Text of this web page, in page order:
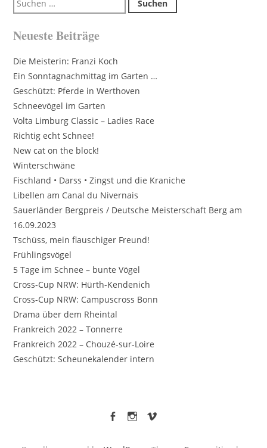
nach:
Neueste Beiträge
Die Meisterin: Franzi Koch
Ein Sonntagnachmittag im Garten …
Geschützt: Pferde in Werthoven
Schneevögel im Garten
Volta Limburg Classic – Ladies Race
Richtig echt Schnee!
New cat on the block!
Winterschwäne
Fischland • Darss • Zingst und die Kraniche
Libellen am Canal du Nivernais
Sauerländer Bergpreis / Deutsche Meisterschaft Berg am
16.09.2023
Tschüss, mein flauschiger Freund!
Frühlingsvögel
5 Tage im Schnee – bunte Vögel
Cross-Cup NRW: Hürth-Kendenich
Cross-Cup NRW: Campuscross Bonn
Drama über dem Rheintal
Frankreich 2022 – Tonnerre
Frankreich 2022 – Chouzé-sur-Loire
Geschützt: Scheunekalender intern